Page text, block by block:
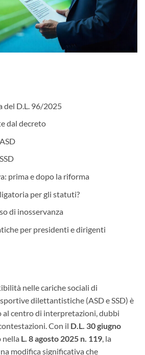
del D.L. 96/2025
dal decreto
prima e dopo la riforma
per gli statuti?
di inosservanza
per presidenti e dirigenti
nelle cariche sociali di
dilettantistiche (ASD e SSD) è
al centro di interpretazioni, dubbi
Con il D.L. 30 giugno
nella L. 8 agosto 2025 n. 119, la
modifica significativa che